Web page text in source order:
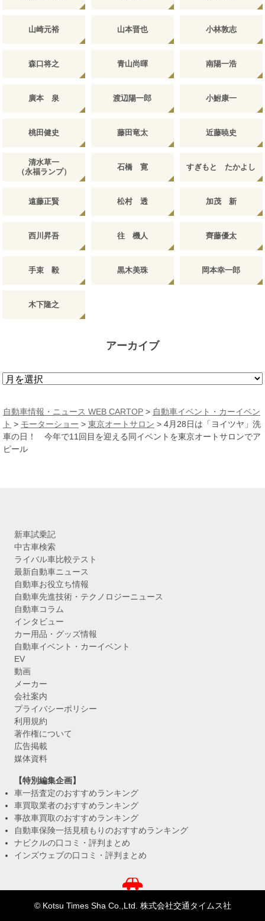
山崎元裕 山本晋也 小林敦志
森口将之 青山尚暉 南陽一浩
廣本 泉 渡辺陽一郎 小鮒康一
桃田健史 藤田竜太 近藤暁史
清水草一
（永福ランプ）
石橋 寛 すぎもと たかよし
遠藤正賢 松村 透 加茂 新
西川昇吾 往 機人 齊藤優太
手束 毅 黒木美珠 岡本幸一郎
木下隆之
アーカイブ
ア
カ
イ
ブ
自動車情報・ニュース WEB CARTOP > 自動車イベント・カーイベン
ト > モーターショー > 東京オートサロン > 4月28日は「ヨイツヤ」洗
車の日！ 今年で11回目を迎える同イベントを東京オートサロンでア
ピール
新車試乗記
中古車検索
ライバル車比較テスト
最新自動車ニュース
自動車お役立ち情報
自動車先進技術・テクノロジーニュース
自動車コラム
インタビュー
カー用品・グッズ情報
自動車イベント・カーイベント
EV
動画
メーカー
会社案内
プライバシーポリシー
利用規約
著作権について
広告掲載
媒体資料
【特別編集企画】
車一括査定のおすすめランキング
車買取業者のおすすめランキング
事故車買取のおすすめランキング
自動車保険一括見積もりのおすすめランキング
ナビクルの口コミ・評判まとめ
インズウェブの口コミ・評判まとめ
© Kotsu Times Sha Co.,Ltd. 株式会社交通タイムス社